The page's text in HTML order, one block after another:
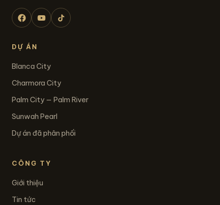
DỰ ÁN
Blanca City
Charmora City
Palm City — Palm River
Sunwah Pearl
Dự án đã phân phối
CÔNG TY
Giới thiệu
Tin tức